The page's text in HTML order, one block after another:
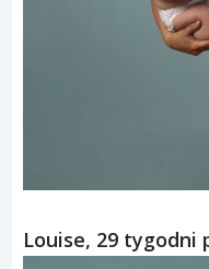
Louise, 29 tygodni